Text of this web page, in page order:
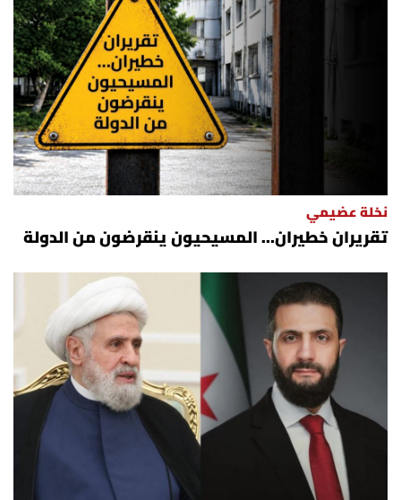
خاص الموقع
تحت المجهر
آراء
اقتصاد
العالم
الصحافة الإسرائيلية
ثقافة وفنون
نخلة عضيمي
تقريران خطيران… المسيحيون ينقرضون من الدولة